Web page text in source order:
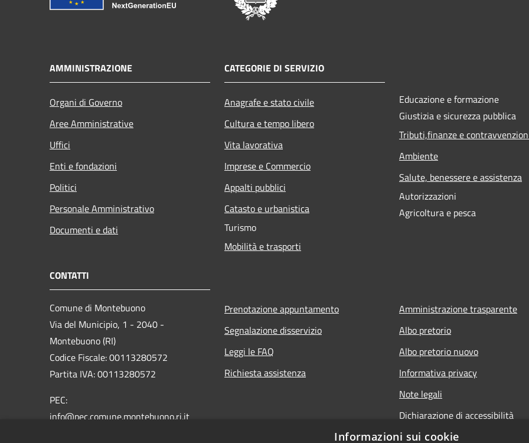
AMMINISTRAZIONE
Organi di Governo
Aree Amministrative
Uffici
Enti e fondazioni
Politici
Personale Amministrativo
Documenti e dati
CATEGORIE DI SERVIZIO
Anagrafe e stato civile
Cultura e tempo libero
Vita lavorativa
Imprese e Commercio
Appalti pubblici
Catasto e urbanistica
Turismo
Mobilità e trasporti
Educazione e formazione
Giustizia e sicurezza pubblica
Tributi,finanze e
Ambiente
Salute, benessere e assistenza
Autorizzazioni
Agricoltura e pesca
CONTATTI
Comune di Montebuono
Via del Municipio, 1 - 2040 -
Montebuono (RI)
Codice Fiscale: 00113280572
Partita IVA: 00113280572
PEC:
info@pec.comune.montebuono.ri.it
Prenotazione appuntamento
Segnalazione disservizio
Leggi le FAQ
Richiesta assistenza
Amministrazione trasparente
Albo pretorio
Albo pretorio nuovo
Informativa privacy
Note legali
Dichiarazione di accessibilità
Informazioni sui cookie